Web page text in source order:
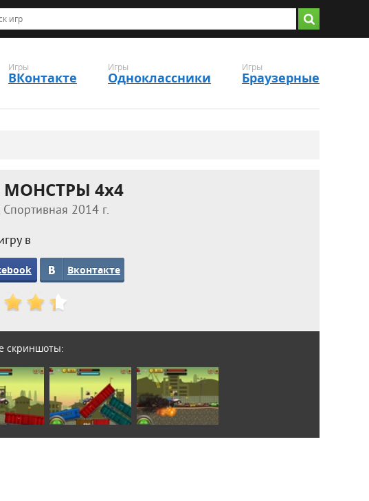
Игры
ВКонтакте
Игры
Одноклассники
Игры
Браузерные
МОНСТРЫ 4x4
2014 г.
в
Вконтакте
скриншоты: